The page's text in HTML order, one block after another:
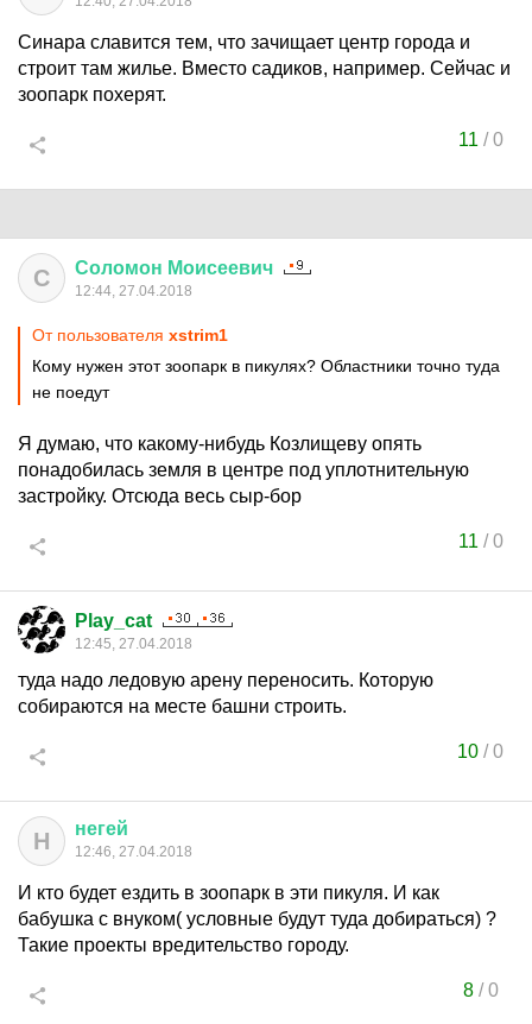
Синара славится тем, что зачищает центр города и
строит там жилье. Вместо садиков, например. Сейчас и
зоопарк похерят.
11 /0
С Соломон Моисеевич
12:44, 27.04.2018
От пользователя xstrim1
Кому нужен этот зоопарк в пикулях? Областники точно туда
не поедут
Я думаю, что какому-нибудь Козлищеву опять
понадобилась земля в центре под уплотнительную
застройку. Отсюда весь сыр-бор
11 /0
Play_cat
12:45, 27.04.2018
туда надо ледовую арену переносить. Которую
собираются на месте башни строить.
10 /0
Н негей
12:46, 27.04.2018
И кто будет ездить в зоопарк в эти пикуля. И как
бабушка с внуком( условные будут туда добираться) ?
Такие проекты вредительство городу.
8/0